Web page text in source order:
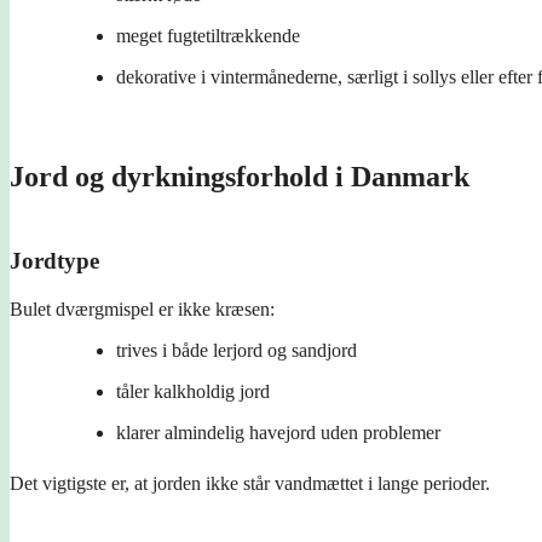
meget fugtetiltrækkende
dekorative i vintermånederne, særligt i sollys eller efter
Jord og dyrkningsforhold i Danmark
Jordtype
Bulet dværgmispel er ikke kræsen:
trives i både lerjord og sandjord
tåler kalkholdig jord
klarer almindelig havejord uden problemer
Det vigtigste er, at jorden ikke står vandmættet i lange perioder.